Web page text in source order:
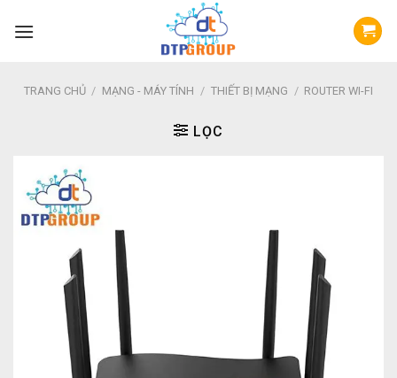
TRANG CHỦ / MẠNG - MÁY TÍNH / THIẾT BỊ MẠNG / ROUTER WI-FI
LỌC